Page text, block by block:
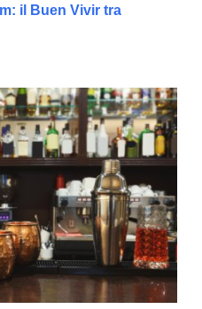
il Buen Vivir tra